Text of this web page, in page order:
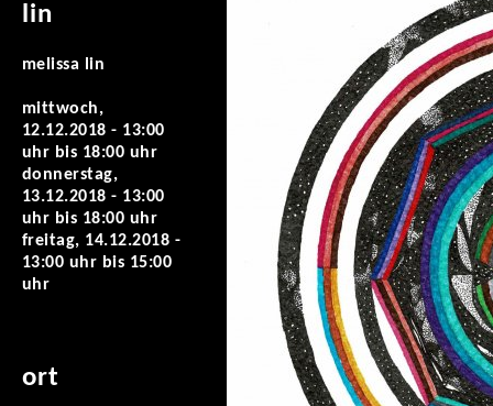
lin
melissa lin
mittwoch,
12.12.2018 - 13:00
uhr bis 18:00 uhr
donnerstag,
13.12.2018 - 13:00
uhr bis 18:00 uhr
freitag, 14.12.2018 -
13:00 uhr bis 15:00
uhr
ort